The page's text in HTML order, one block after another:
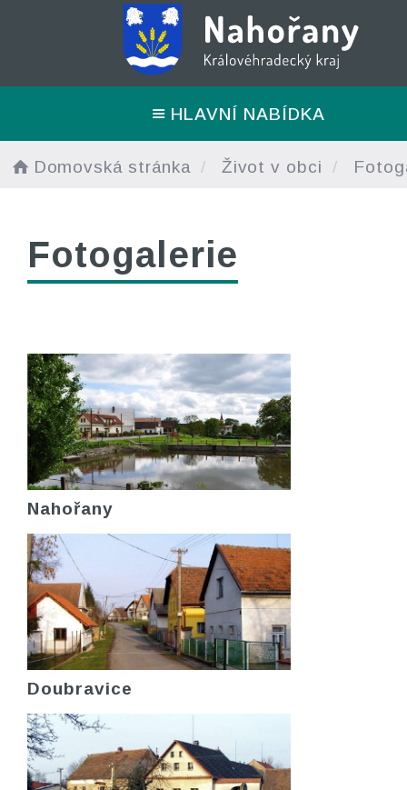
HLAVNÍ NABÍDKA
Domovská stránka Život v obci
Fotogalerie
Nahořany
Doubravice